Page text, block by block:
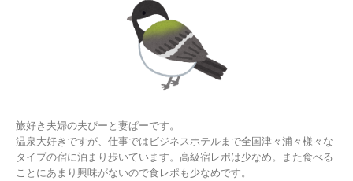
旅好き夫婦の夫ぴーと妻ぱーです。
温泉大好きですが、仕事ではビジネスホテルまで全国津々浦々様々な
タイプの宿に泊まり歩いています。高級宿レポは少なめ。また食べる
ことにあまり興味がないので食レポも少なめです。